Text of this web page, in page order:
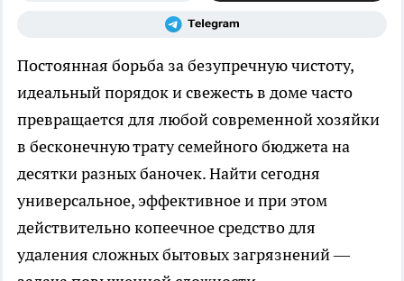
Постоянная борьба за безупречную чистоту,
идеальный порядок и свежесть в доме часто
превращается для любой современной хозяйки
в бесконечную трату семейного бюджета на
десятки разных баночек. Найти сегодня
универсальное, эффективное и при этом
действительно копеечное средство для
удаления сложных бытовых загрязнений —